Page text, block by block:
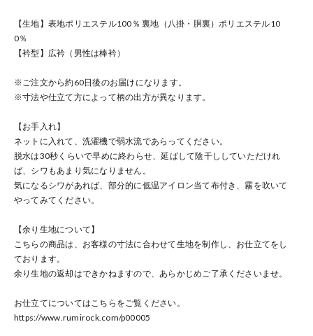
【生地】表地ポリエステル100％ 裏地（八掛・胴裏）ポリエステル10
0％
【衿型】広衿（男性は棒衿）
※ご注文から約60日後のお届けになります。
※寸法や仕立て方によって柄の出方が異なります。
【お手入れ】
ネットに入れて、洗濯機で弱水流であらってください。
脱水は30秒くらいで早めに終わらせ、延ばして陰干ししていただけれ
ば、シワもあまり気になりません。
気になるシワがあれば、部分的に低温アイロン当て布付き、霧を吹いて
やってみてください。
【余り生地について】
こちらの商品は、お客様の寸法に合わせて生地を制作し、お仕立てをし
ております。
余り生地の返却はできかねますので、あらかじめご了承くださいませ。
お仕立てについてはこちらをご覧ください。
https://www.rumirock.com/p00005